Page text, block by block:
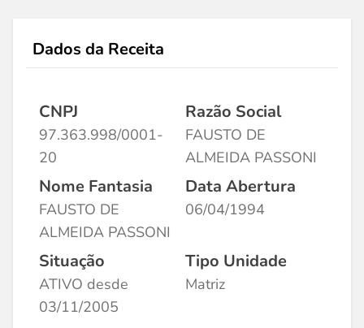
Dados da Receita
CNPJ
97.363.998/0001-
20
Razão Social
FAUSTO DE
ALMEIDA PASSONI
Nome Fantasia
FAUSTO DE
ALMEIDA PASSONI
Data Abertura
06/04/1994
Situação
ATIVO desde
03/11/2005
Tipo Unidade
Matriz